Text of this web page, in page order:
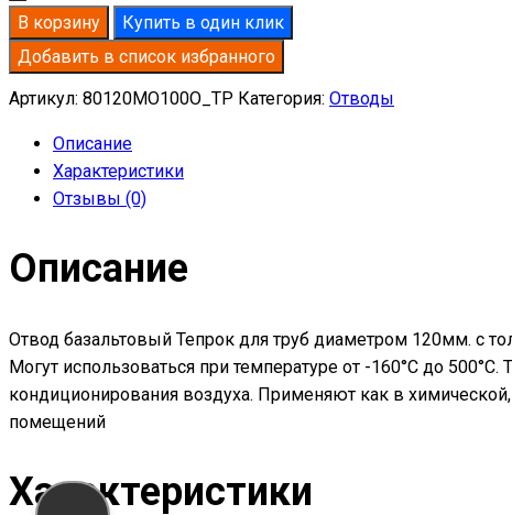
Отвод
базальтовый
D120-
T80
100
оцинкованной
толщиной
0,55мм
В корзину
Купить в один клик
Добавить в список избранного
Артикул: 80120MO100O_TP Категория: Отводы
Описание
Характеристики
Отзывы (0)
Описание
Отвод базальтовый Тепрок для труб диаметром 120мм. с
Могут использоваться при температуре от -160°С до
кондиционирования воздуха. Применяют как в
помещений
Характеристики